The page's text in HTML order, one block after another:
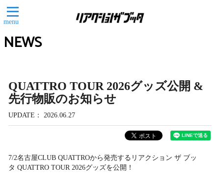
menu
NEWS
QUATTRO TOUR 2026グッズ公開 &
先行物販のお知らせ
UPDATE 2026.06.27
7/2名古屋CLUB QUATTROから発売するリアクション ザ ブッ
タ QUATTRO TOUR 2026グッズを公開！